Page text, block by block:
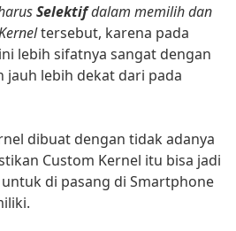
Selektifdalam memilih dan
tersebut, karena pada
lebih sifatnya sangat dengan
jauh lebih dekat dari pada
dibuat dengan tidak adanya
Custom Kernel itu bisa jadi
di pasang di Smartphone